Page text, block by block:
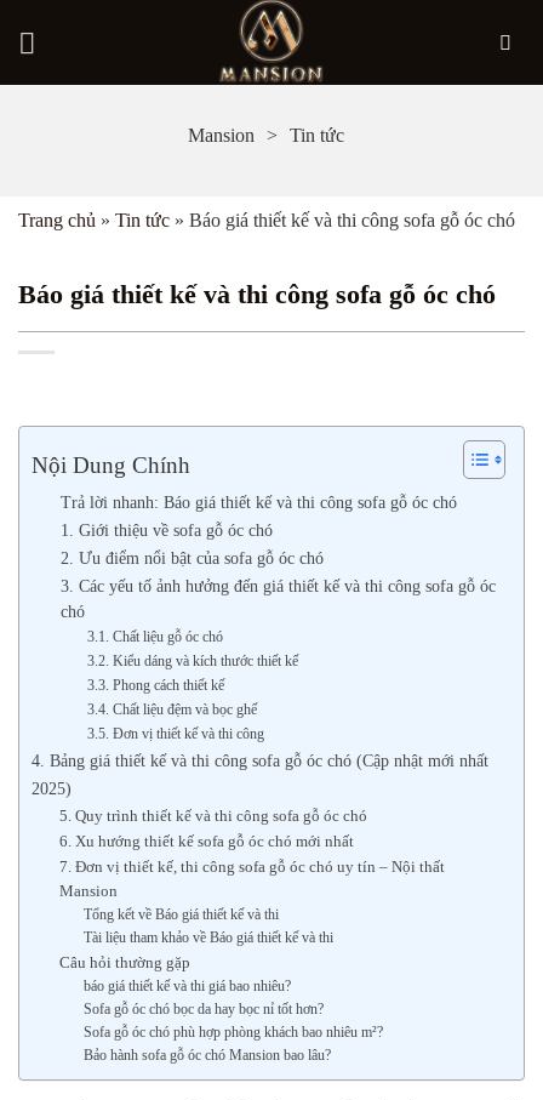
Mansion Tin tức
Trang chủ » Tin tức » Báo giá thiết kế và thi công sofa gỗ óc chó
Báo giá thiết kế và thi công sofa gỗ óc chó
Nội Dung Chính
Trả lời nhanh: Báo giá thiết kế và thi công sofa gỗ óc chó
1. Giới thiệu về sofa gỗ óc chó
2. Ưu điểm nổi bật của sofa gỗ óc chó
3. Các yếu tố ảnh hưởng đến giá thiết kế và thi công sofa gỗ óc
chó
3.1. Chất liệu gỗ óc chó
3.2. Kiểu dáng và kích thước thiết kế
3.3. Phong cách thiết kế
3.4. Chất liệu đệm và bọc ghế
3.5. Đơn vị thiết kế và thi công
4. Bảng giá thiết kế và thi công sofa gỗ óc chó (Cập nhật mới nhất
2025)
5. Quy trình thiết kế và thi công sofa gỗ óc chó
6. Xu hướng thiết kế sofa gỗ óc chó mới nhất
7. Đơn vị thiết kế, thi công sofa gỗ óc chó uy tín – Nội thất
Mansion
Tổng kết về Báo giá thiết kế và thi
Tài liệu tham khảo về Báo giá thiết kế và thi
Câu hỏi thường gặp
báo giá thiết kế và thi giá bao nhiêu?
Sofa gỗ óc chó bọc da hay bọc nỉ tốt hơn?
Sofa gỗ óc chó phù hợp phòng khách bao nhiêu m²?
Bảo hành sofa gỗ óc chó Mansion bao lâu?